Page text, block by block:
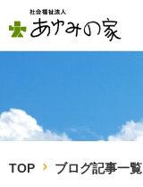
TOP ブログ記事一覧